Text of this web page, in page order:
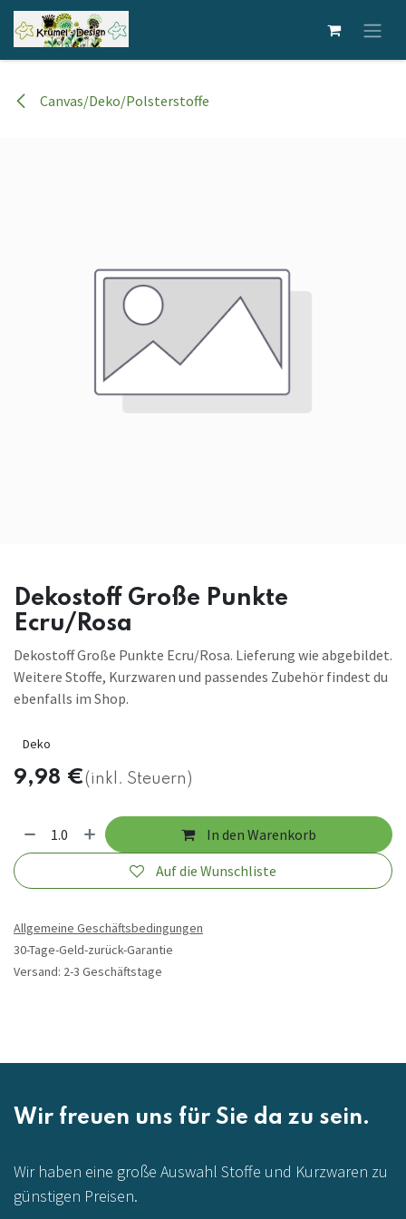
Zum Inhalt springen
Canvas/Deko/Polsterstoffe
Dekostoff Große Punkte
Ecru/Rosa
Dekostoff Große Punkte Ecru/Rosa. Lieferung wie abgebildet.
Weitere Stoffe, Kurzwaren und passendes Zubehör findest du
ebenfalls im Shop.
Deko
9,98 €(inkl. Steuern)
In den Warenkorb
Auf die Wunschliste
Allgemeine Geschäftsbedingungen
30-Tage-Geld-zurück-Garantie
Versand: 2-3 Geschäftstage
Wir freuen uns für Sie da zu sein.
Wir haben eine große Auswahl Stoffe und Kurzwaren zu
günstigen Preisen.